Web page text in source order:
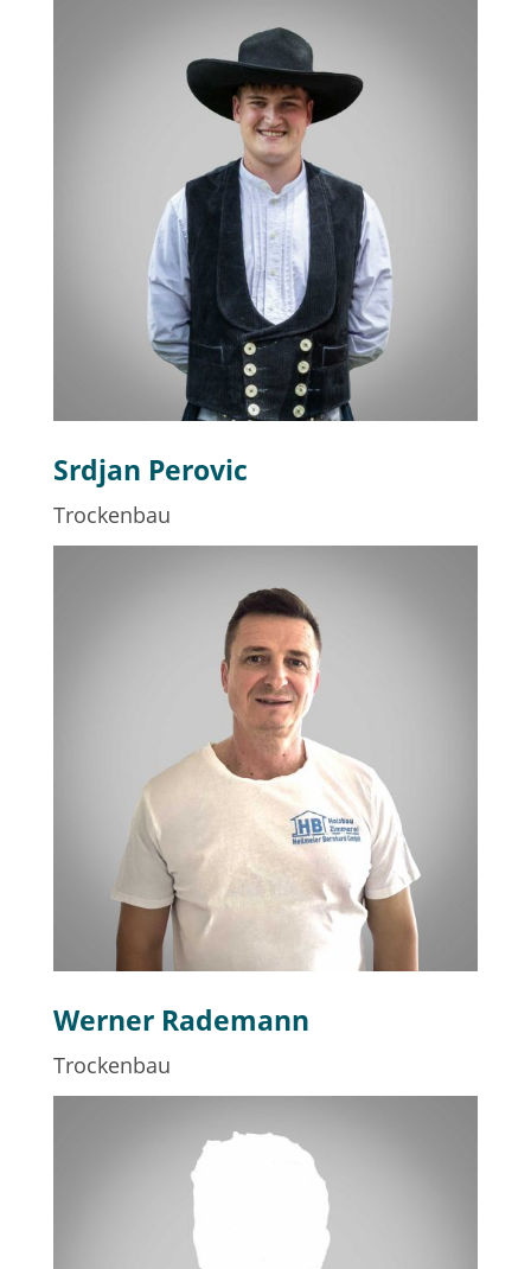
Srdjan Perovic
Trockenbau
Werner Rademann
Trockenbau